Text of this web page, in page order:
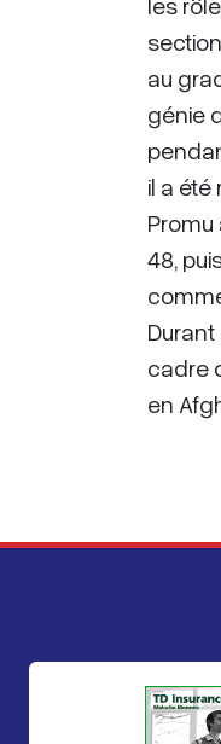
au
génie
il a
48,
cadre
en